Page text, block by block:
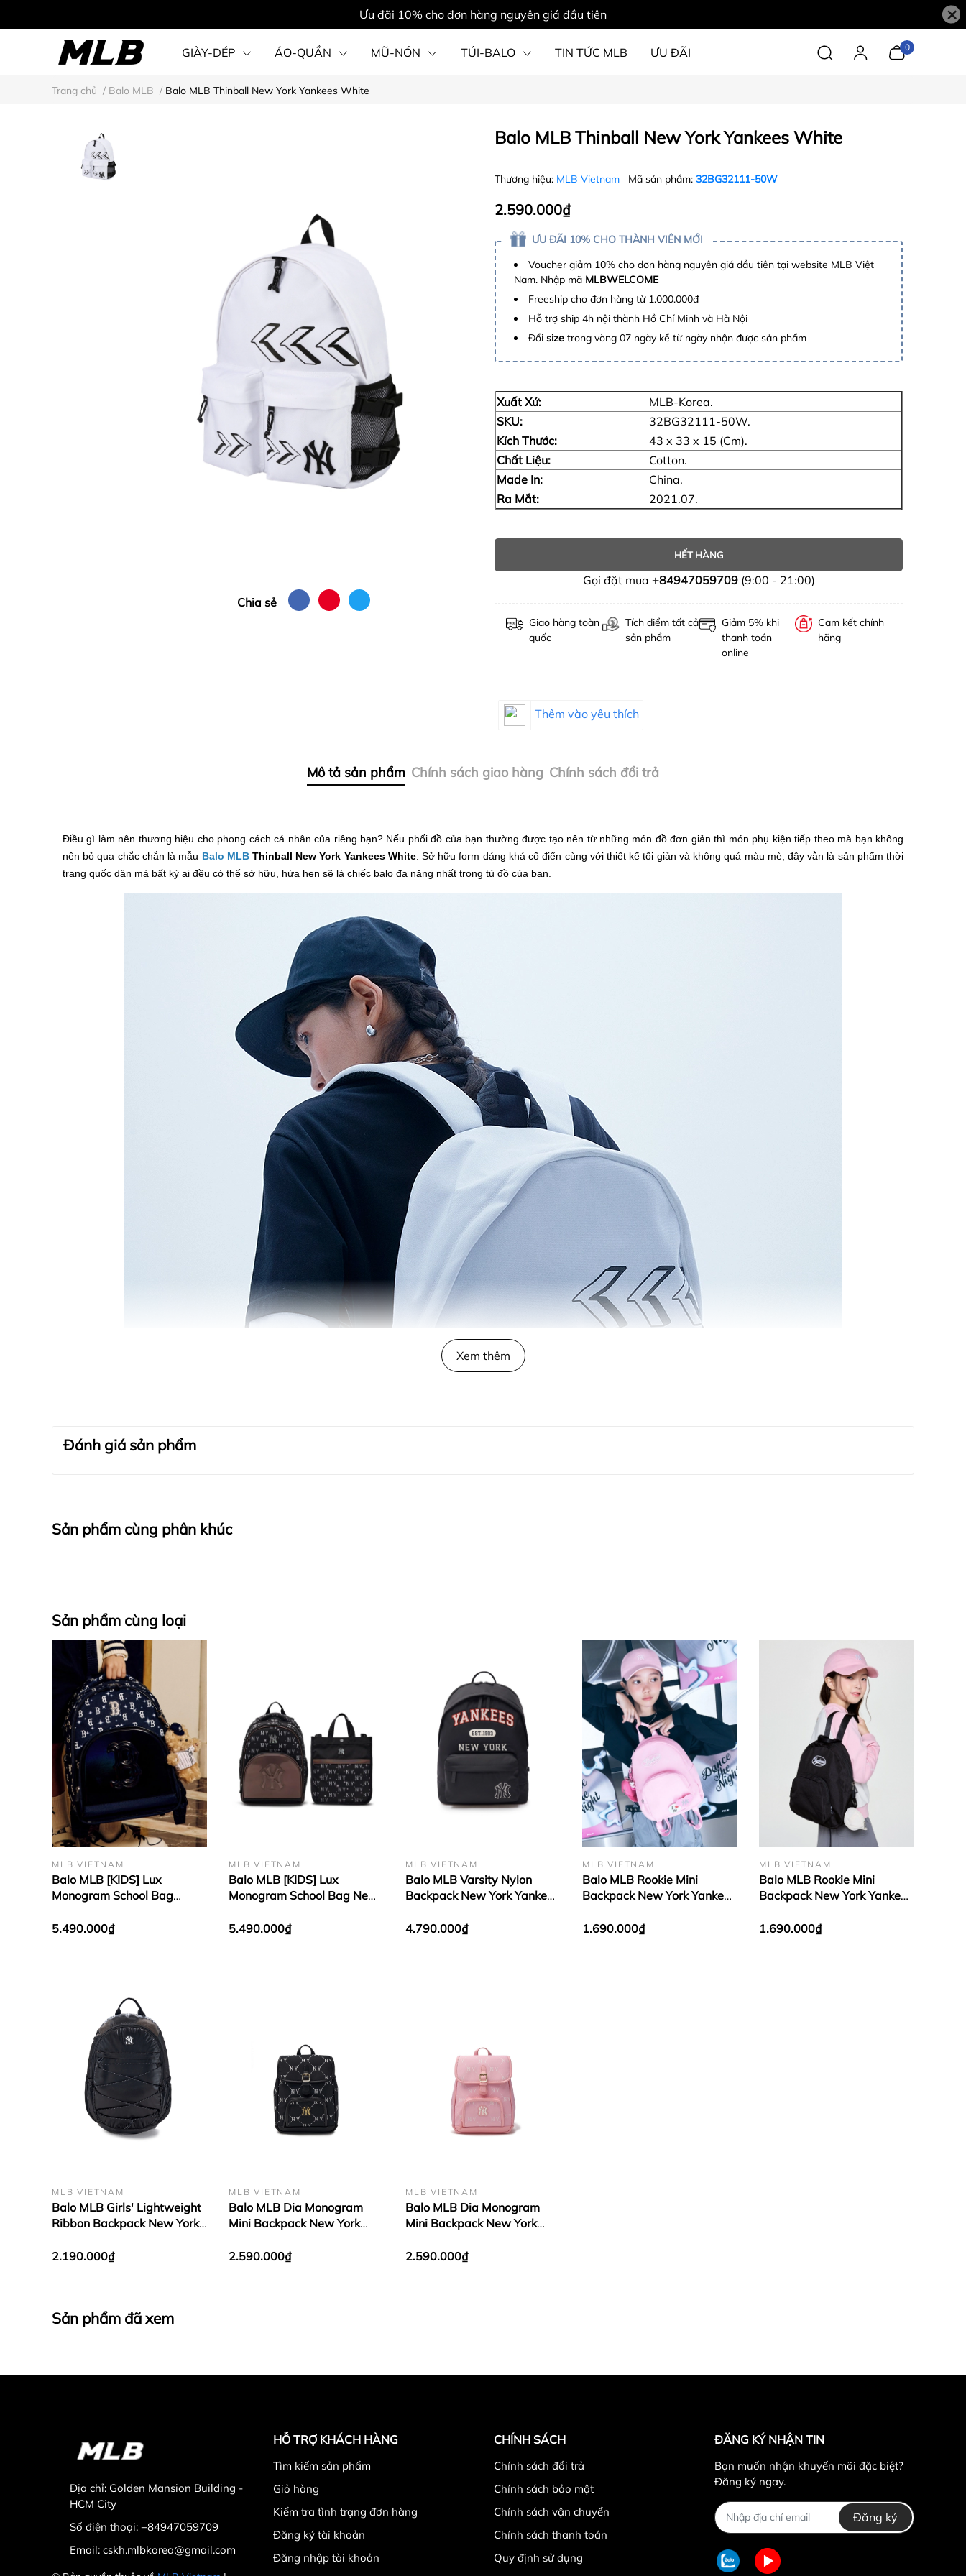
Ưu đãi 10% cho đơn hàng nguyên giá đầu tiên ×
GIÀY-DÉP ÁO-QUẦN MŨ-NÓN TÚI-BALO TIN TỨC MLB ƯU ĐÃI 0
Trang chủ / Balo MLB / Balo MLB Thinball New York Yankees White
Chia sẻ
Balo MLB Thinball New York Yankees White
Thương hiệu: MLB Vietnam Mã sản phẩm: 32BG32111-50W
2.590.000₫
ƯU ĐÃI 10% CHO THÀNH VIÊN MỚI
Voucher giảm 10% cho đơn hàng nguyên giá đầu tiên tại website MLB Việt
Nam. Nhập mã MLBWELCOME
Freeship cho đơn hàng từ 1.000.000đ
Hỗ trợ ship 4h nội thành Hồ Chí Minh và Hà Nội
Đổi size trong vòng 07 ngày kể từ ngày nhận được sản phẩm
Xuất Xứ:
MLB-Korea.
SKU:
32BG32111-50W.
Kích Thước:
43 x 33 x 15 (Cm).
Chất Liệu:
Cotton.
Made In:
China.
Ra Mắt:
2021.07.
HẾT HÀNG
Gọi đặt mua +84947059709(9:00 - 21:00)
Giao hàng toàn
quốc
Tích điểm tất cả
sản phẩm
Giảm 5% khi
thanh toán
online
Cam kết chính
hãng
Thêm vào yêu thích
Mô tả sản phẩm Chính sách giao hàng Chính sách đổi trả
Điều gì làm nên thương hiệu cho phong cách cá nhân của riêng bạn? Nếu phối đồ của bạn thường được tạo nên từ những món đồ đơn giản thì món phụ kiện tiếp theo mà bạn không
nên bỏ qua chắc chắn là mẫu Balo MLBThinball New York Yankees White. Sở hữu form dáng khá cổ điển cùng với thiết kế tối giản và không quá màu mè, đây vẫn là sản phẩm thời
trang quốc dân mà bất kỳ ai đều có thể sở hữu, hứa hẹn sẽ là chiếc balo đa năng nhất trong tủ đồ của bạn.
Được phủ lên mình lớp màu trắng nền chủ đạo, là một trong những gam màu đơn giản và dễ phối đồ nhất trong thời trang, dù bạn muốn phối cùng kiểu đồ với gam màu nào thì mẫu
balo này vẫn có thể dễ dàng nổi bật lên vẻ đẹp trẻ trung, tươi mới và đầy sự năng động. Điểm nhấn chính với logo
NYthay vì được đặt ở chính giữa thân sản phẩm như thường lệ, nay
đã được dời về phía góc của balo kèm với họa tiết mũi tên Thinball đặc trưng của
, sự nổi bật đôi khi không đến từ những họa tiết phức tạp mà lại đến từ chính thiết kế giản đơn mà
nó mang lại.
Xem thêm
Đánh giá sản phẩm
Sản phẩm cùng phân khúc
Sản phẩm cùng loại
MLB VIETNAM
Balo MLB [KIDS] Lux
Monogram School Bag
5.490.000₫
MLB VIETNAM
Balo MLB [KIDS] Lux
Monogram School Bag New
5.490.000₫
MLB VIETNAM
Balo MLB Varsity Nylon
Backpack New York Yankees
4.790.000₫
MLB VIETNAM
Balo MLB Rookie Mini
Backpack New York Yankees
1.690.000₫
MLB VIETNAM
Balo MLB Rookie Mini
Backpack New York Yankees
1.690.000₫
MLB VIETNAM
Balo MLB Girls' Lightweight
Ribbon Backpack New York
2.190.000₫
MLB VIETNAM
Balo MLB Dia Monogram
Mini Backpack New York
2.590.000₫
MLB VIETNAM
Balo MLB Dia Monogram
Mini Backpack New York
2.590.000₫
Sản phẩm đã xem
Địa chỉ: Golden Mansion Building -
HCM City
Số điện thoại: +84947059709
Email: cskh.mlbkorea@gmail.com
HỖ TRỢ KHÁCH HÀNG
Tìm kiếm sản phẩm
Giỏ hàng
Kiểm tra tình trạng đơn hàng
Đăng ký tài khoản
Đăng nhập tài khoản
CHÍNH SÁCH
Chính sách đổi trả
Chính sách bảo mật
Chính sách vận chuyển
Chính sách thanh toán
Quy định sử dụng
ĐĂNG KÝ NHẬN TIN
Bạn muốn nhận khuyến mãi đặc biệt?
Đăng ký ngay.
Đăng ký